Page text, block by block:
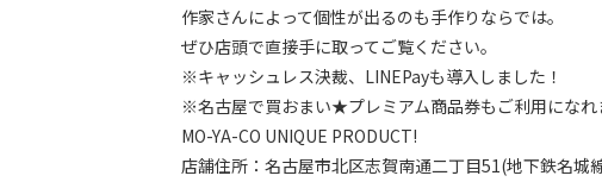
作家さんによって個性が出るのも手作りならでは。
ぜひ店頭で直接手に取ってご覧ください。
※キャッシュレス決裁、LINEPayも導入しました！
※名古屋で買おまい★プレミアム商品券もご利用になれ
MO-YA-CO UNIQUE PRODUCT!
店舗住所：名古屋市北区志賀南通二丁目51(地下鉄名城